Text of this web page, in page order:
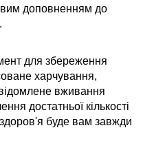
доповненням до
для збереження
харчування,
вживання
достатньої кількості
буде вам завжди